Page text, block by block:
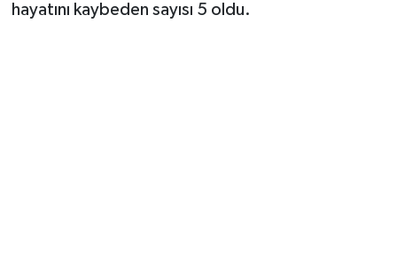
hayatını kaybeden sayısı 5 oldu.